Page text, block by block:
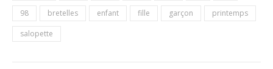
98
bretelles enfant fille garçon
printemps
salopette